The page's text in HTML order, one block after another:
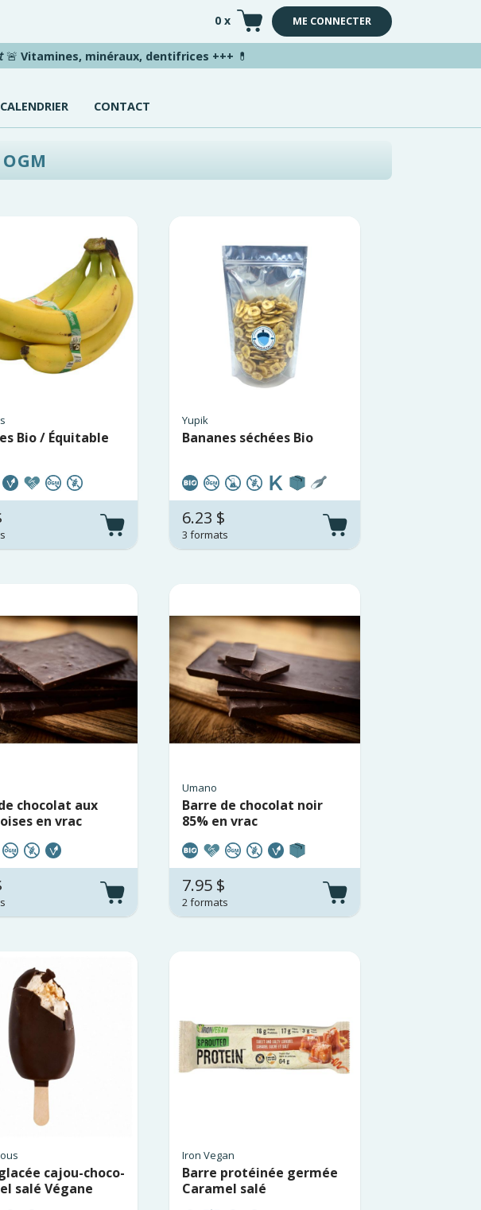
0 x ME CONNECTER
🚨 Vitamines, minéraux, dentifrices +++ 💊
CALENDRIER CONTACT
Bio / Équitable
Yupik
Bananes séchées Bio
6.23 $
3 formats
chocolat aux
en vrac
Umano
Barre de chocolat noir
85% en vrac
7.95 $
2 formats
cajou-choco-
salé Végane
Iron Vegan
Barre protéinée germée
Caramel salé